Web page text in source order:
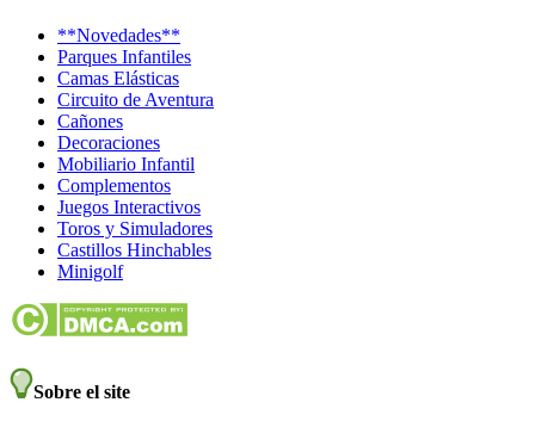
**Novedades**
Parques Infantiles
Camas Elásticas
Circuito de Aventura
Cañones
Decoraciones
Mobiliario Infantil
Complementos
Juegos Interactivos
Toros y Simuladores
Castillos Hinchables
Minigolf
Sobre el site